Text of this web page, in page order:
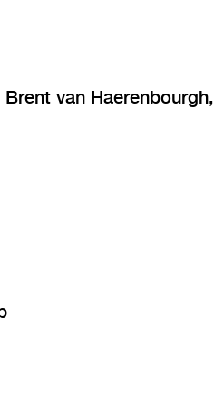
van Haerenbourgh,